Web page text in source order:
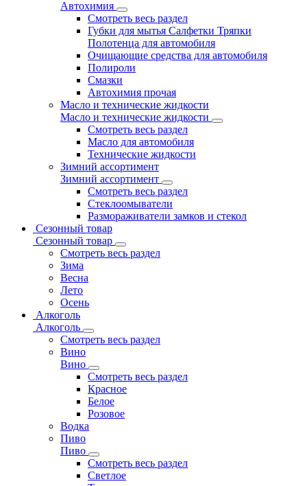
Автохимия
Смотреть весь раздел
Губки для мытья Салфетки Тряпки
Полотенца для автомобиля
Очищающие средства для автомобиля
Полироли
Смазки
Автохимия прочая
Масло и технические жидкости
Масло и технические жидкости
Смотреть весь раздел
Масло для автомобиля
Технические жидкости
Зимний ассортимент
Зимний ассортимент
Смотреть весь раздел
Стеклоомыватели
Размораживатели замков и стекол
Сезонный товар
Сезонный товар
Смотреть весь раздел
Зима
Весна
Лето
Осень
Алкоголь
Алкоголь
Смотреть весь раздел
Вино
Вино
Смотреть весь раздел
Красное
Белое
Розовое
Водка
Пиво
Пиво
Смотреть весь раздел
Cветлое